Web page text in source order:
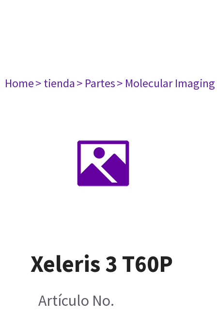
Home> tienda> Partes> Molecular
Xeleris 3 T60P
Artículo No.